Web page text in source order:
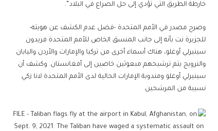
خارطة الطريق التي تؤدي إلى حل الصراع في البلاد”.
وصرح مصدر في الأمم المتحدة -فضل عدم الكشف عن هويته-
للجزيرة نت بأنه إلى جانب المنسق الخاص للأمم المتحدة فريدون
سينيرلي أوغلو، هناك أسماء أخرى من تركيا والإمارات والأردن واليابان
والنرويج يتم ترشيحهم مبعوثين خاصين إلى أفغانستان. وكشف أن
سينيرلي أوغلو ومندوبة الإمارات الحالية لدى الأمم المتحدة لانا زكي
نسيبة من المرشحين.